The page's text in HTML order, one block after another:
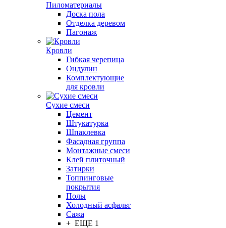
Пиломатериалы
Доска пола
Отделка деревом
Пагонаж
Кровли
Гибкая черепица
Ондулин
Комплектующие
для кровли
Сухие смеси
Цемент
Штукатурка
Шпаклевка
Фасадная группа
Монтажные смеси
Клей плиточный
Затирки
Топпинговые
покрытия
Полы
Холодный асфальт
Сажа
+ ЕЩЕ 1